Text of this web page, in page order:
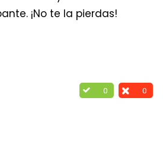
¡No te la pierdas!
0 0